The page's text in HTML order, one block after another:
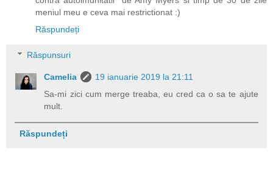
meniul meu e ceva mai restrictionat :)
Răspundeți
Răspunsuri
Camelia
19 ianuarie 2019 la 21:11
Sa-mi zici cum merge treaba, eu cred ca o sa te ajute
mult.
Răspundeți